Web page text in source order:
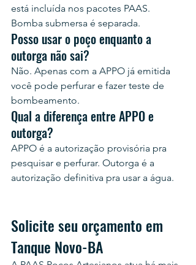
está incluída nos pacotes PAAS.
Bomba submersa é separada.
Posso usar o poço enquanto a
outorga não sai?
Não. Apenas com a APPO já emitida
você pode perfurar e fazer teste de
bombeamento.
Qual a diferença entre APPO e
outorga?
APPO é a autorização provisória pra
pesquisar e perfurar. Outorga é a
autorização definitiva pra usar a água.
Solicite seu orçamento em
Tanque Novo-BA